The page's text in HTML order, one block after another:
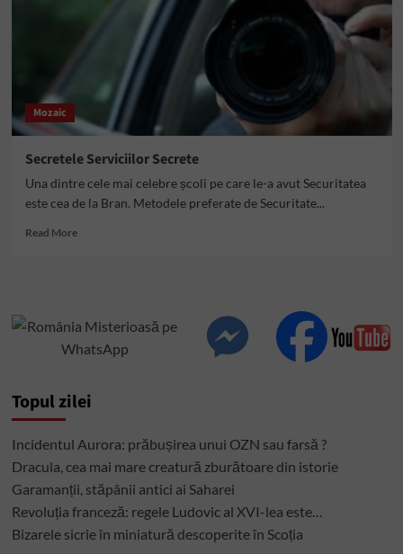
Mozaic
Secretele Serviciilor Secrete
Una dintre cele mai celebre școli pe care le-a avut Securitatea
este cea de la Bran. Metodele preferate de Securitate...
Read MoreRead
Topul zilei
Incidentul Aurora: prăbușirea unui OZN sau farsă ?
Dracula, cea mai mare creatură zburătoare din istorie
Garamanții, stăpânii antici ai Saharei
Revoluția franceză: regele Ludovic al XVI-lea este…
Bizarele sicrie în miniatură descoperite în Scoția